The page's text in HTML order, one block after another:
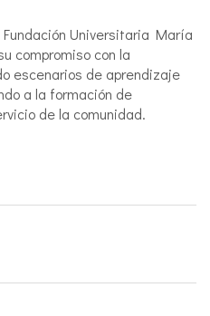
Universitaria María
compromiso con la
escenarios de aprendizaje
a la formación de
de la comunidad.